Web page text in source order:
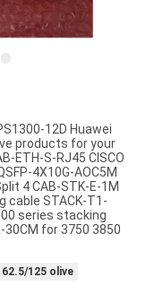
12D Huawei
products for your
ETH-S-RJ45 CISCO
4X10G-AOC5M
4 CAB-STK-E-1M
cable STACK-T1-
series stacking
30CM for 3750 3850
62.5/125 olive